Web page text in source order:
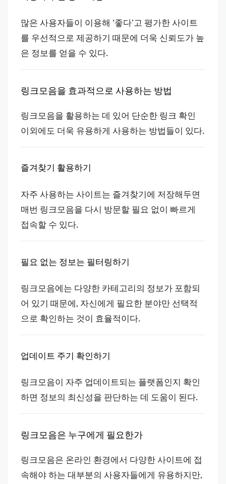
많은 사용자들이 이용해 ‘좋다’고 평가한 사이트
를 우선적으로 제공하기 때문에 더욱 신뢰도가 높
은 정보를 얻을 수 있다.
링크모음을 효과적으로 사용하는 방법
링크모음을 활용하는 데 있어 단순한 링크 확인
이외에도 더욱 유용하게 사용하는 방법들이 있다.
즐겨찾기 활용하기
자주 사용하는 사이트는 즐겨찾기에 저장해두면
매번 링크모음을 다시 방문할 필요 없이 빠르게
접속할 수 있다.
필요 없는 정보는 필터링하기
링크모음에는 다양한 카테고리의 정보가 포함되
어 있기 때문에, 자신에게 필요한 분야만 선택적
으로 확인하는 것이 효율적이다.
업데이트 주기 확인하기
링크모음이 자주 업데이트되는 플랫폼인지 확인
하면 정보의 최신성을 판단하는 데 도움이 된다.
링크모음은 누구에게 필요한가
링크모음은 온라인 환경에서 다양한 사이트에 접
속해야 하는 대부분의 사용자들에게 유용하지만,